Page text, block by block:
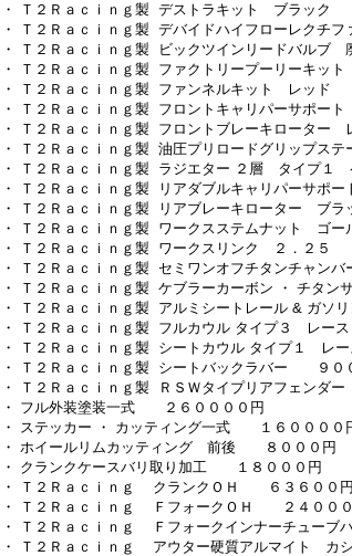
・ Ｔ２Ｒａｃｉｎｇ製 デストラキット ブラック
・ Ｔ２Ｒａｃｉｎｇ製 デバイドハイフローレク
・ Ｔ２Ｒａｃｉｎｇ製 ビックツインリードバル
・ Ｔ２Ｒａｃｉｎｇ製 ファクトリープーリーキ
・ Ｔ２Ｒａｃｉｎｇ製 ファンネルキット レッド
・ Ｔ２Ｒａｃｉｎｇ製 フロントキャリパーサポ
・ Ｔ２Ｒａｃｉｎｇ製 フロントブレーキロータ
・ Ｔ２Ｒａｃｉｎｇ製 油圧プリロードグリップ
・ Ｔ２Ｒａｃｉｎｇ製 ラジエター ２層 タイプ
・ Ｔ２Ｒａｃｉｎｇ製 リアダブルキャリパーサ
・ Ｔ２Ｒａｃｉｎｇ製 リアブレーキローター ブ
・ Ｔ２Ｒａｃｉｎｇ製 ワークスステムナット ゴ
・ Ｔ２Ｒａｃｉｎｇ製 ワークスリンク ２．２５
・ Ｔ２Ｒａｃｉｎｇ製 セミワンオフチタンチャ
・ Ｔ２Ｒａｃｉｎｇ製 ケブラーカーボン ・ チ
・ Ｔ２Ｒａｃｉｎｇ製 アルミシートレール & ガ
・ Ｔ２Ｒａｃｉｎｇ製 フルカウル タイプ３ レ
・ Ｔ２Ｒａｃｉｎｇ製 シートカウル タイプ１
・ Ｔ２Ｒａｃｉｎｇ製 シートバックラバー ９０
・ Ｔ２Ｒａｃｉｎｇ製 ＲＳＷタイプリアフェン
・ フル外装塗装一式 ２６００００円
・ ステッカー ・ カッティング一式 １６００００
・ ホイールリムカッティング 前後 ８０００円
・ クランクケースバリ取り加工 １８０００円
・ Ｔ２Ｒａｃｉｎｇ クランクＯＨ ６３６００円
・ Ｔ２Ｒａｃｉｎｇ ＦフォークＯＨ ２４００
・ Ｔ２Ｒａｃｉｎｇ Ｆフォークインナーチュー
・ Ｔ２Ｒａｃｉｎｇ アウター硬質アルマイト